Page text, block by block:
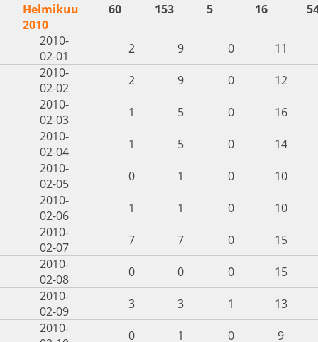
Helmikuu
2010
60 153 5 16
2010-
02-01
2 9 0
11
2010-
02-02
2 9 0
12
2010-
02-03
1 5 0
16
2010-
02-04
1 5 0
14
2010-
02-05
0 1 0
10
2010-
02-06
1 1 0
10
2010-
02-07
7 7 0
15
2010-
02-08
0 0 0
15
2010-
02-09
3 3 1
13
2010-
0 1 0
9